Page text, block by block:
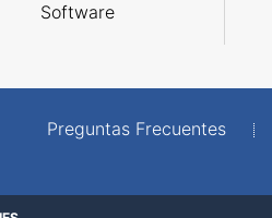
Software
Preguntas Frecuentes